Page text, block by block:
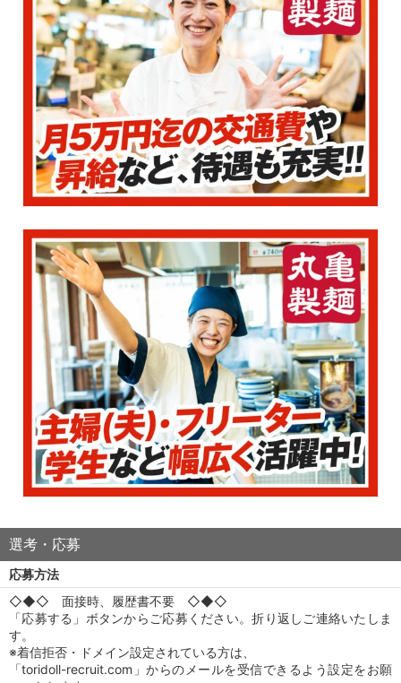
選考・応募
応募方法
◇◆◇ 面接時、履歴書不要 ◇◆◇
「応募する」ボタンからご応募ください。折り返しご連絡いたしま
す。
※着信拒否・ドメイン設定されている方は、
「toridoll-recruit.com」からのメールを受信できるよう設定をお願